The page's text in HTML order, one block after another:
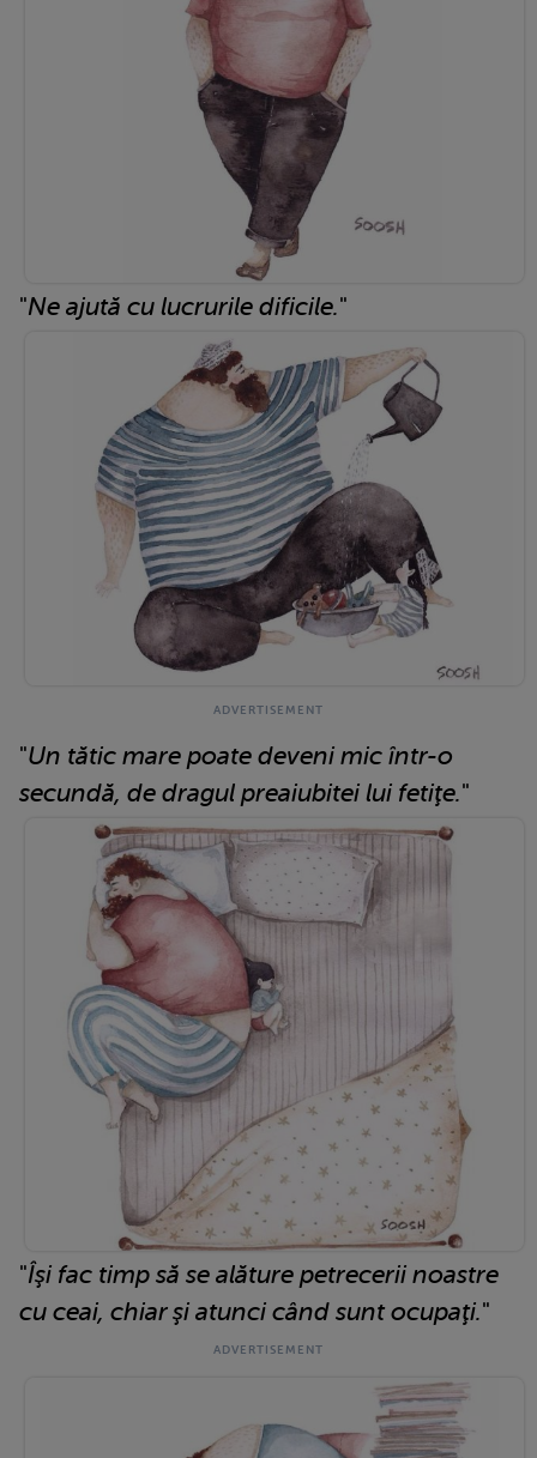
"Ne ajută cu lucrurile dificile."
"Un tătic mare poate deveni mic într-o
secundă, de dragul preaiubitei lui fetiţe."
"Îşi fac timp să se alăture petrecerii noastre
cu ceai, chiar şi atunci când sunt ocupaţi."